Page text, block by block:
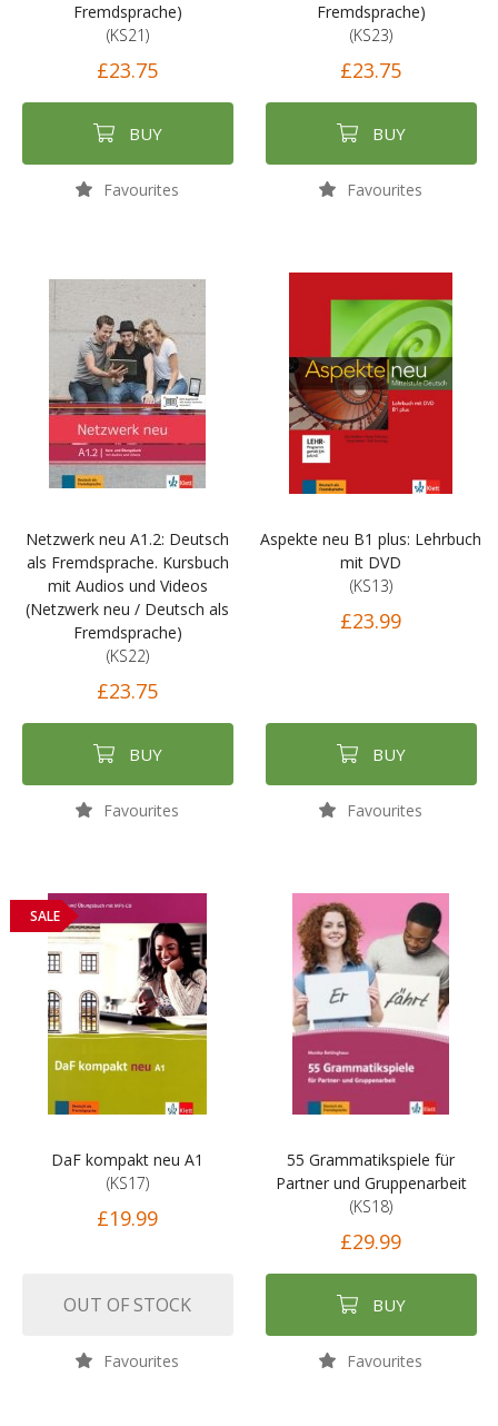
Fremdsprache)
(KS21)
£23.75
BUY
Favourites
Fremdsprache)
(KS23)
£23.75
BUY
Favourites
Netzwerk neu A1.2: Deutsch
als Fremdsprache. Kursbuch
mit Audios und Videos
(Netzwerk neu / Deutsch als
Fremdsprache)
(KS22)
£23.75
BUY
Favourites
Aspekte neu B1 plus: Lehrbuch
mit DVD
(KS13)
£23.99
BUY
Favourites
SALE
DaF kompakt neu A1
(KS17)
£19.99
OUT OF STOCK
Favourites
55 Grammatikspiele für
Partner und Gruppenarbeit
(KS18)
£29.99
BUY
Favourites